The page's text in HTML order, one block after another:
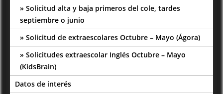
Solicitud alta y baja primeros del cole, tardes
septiembre o junio
Solicitud de extraescolares Octubre – Mayo (Ágora)
Solicitudes extraescolar Inglés Octubre – Mayo
(KidsBrain)
Datos de interés